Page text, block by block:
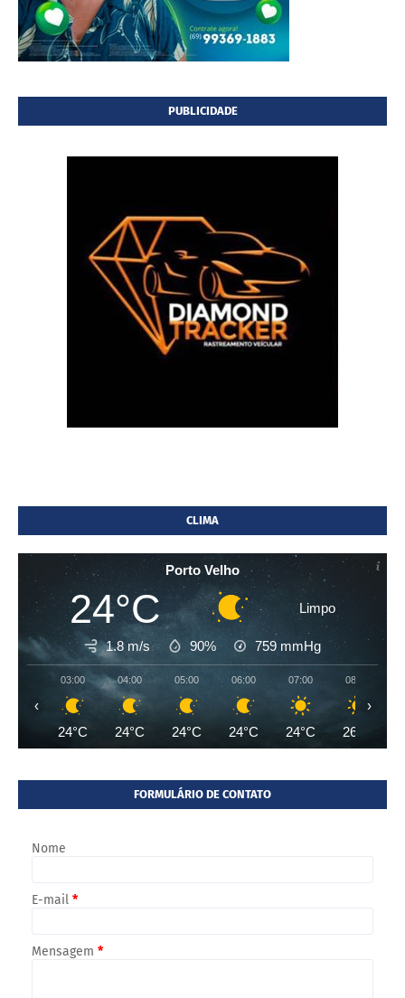
PUBLICIDADE
CLIMA
Porto Velho
24°C Limpo
1.8 m/s 90% 759 mmHg
03:00
24°C
04:00
24°C
05:00
24°C
06:00
24°C
07:00
24°C
08:00
26°C
‹ ›
FORMULÁRIO DE CONTATO
Nome
E-mail *
Mensagem *